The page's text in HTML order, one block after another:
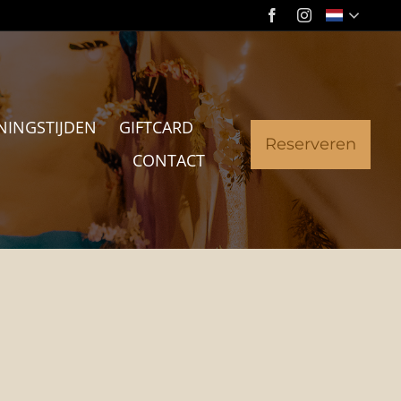
GIFTCARD
CONTACT
Reserveren